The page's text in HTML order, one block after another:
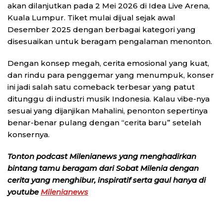
akan dilanjutkan pada 2 Mei 2026 di Idea Live Arena,
Kuala Lumpur. Tiket mulai dijual sejak awal
Desember 2025 dengan berbagai kategori yang
disesuaikan untuk beragam pengalaman menonton.
Dengan konsep megah, cerita emosional yang kuat,
dan rindu para penggemar yang menumpuk, konser
ini jadi salah satu comeback terbesar yang patut
ditunggu di industri musik Indonesia. Kalau vibe-nya
sesuai yang dijanjikan Mahalini, penonton sepertinya
benar-benar pulang dengan “cerita baru” setelah
konsernya.
Tonton podcast Milenianews yang menghadirkan
bintang tamu beragam dari Sobat Milenia dengan
cerita yang menghibur, inspiratif serta gaul hanya di
youtubeMilenianews